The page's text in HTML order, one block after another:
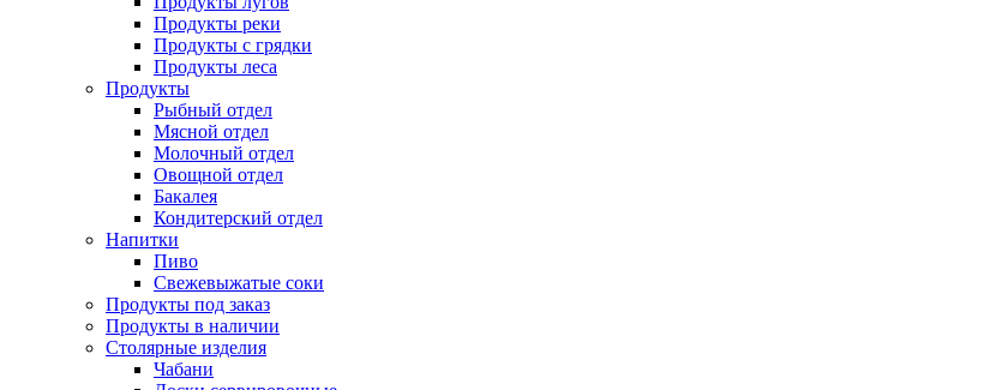
Продукты реки
Продукты с грядки
Продукты леса
Продукты
Рыбный отдел
Мясной отдел
Молочный отдел
Овощной отдел
Бакалея
Кондитерский отдел
Напитки
Пиво
Cвежевыжатые соки
Продукты под заказ
Продукты в наличии
Столярные изделия
Чабани